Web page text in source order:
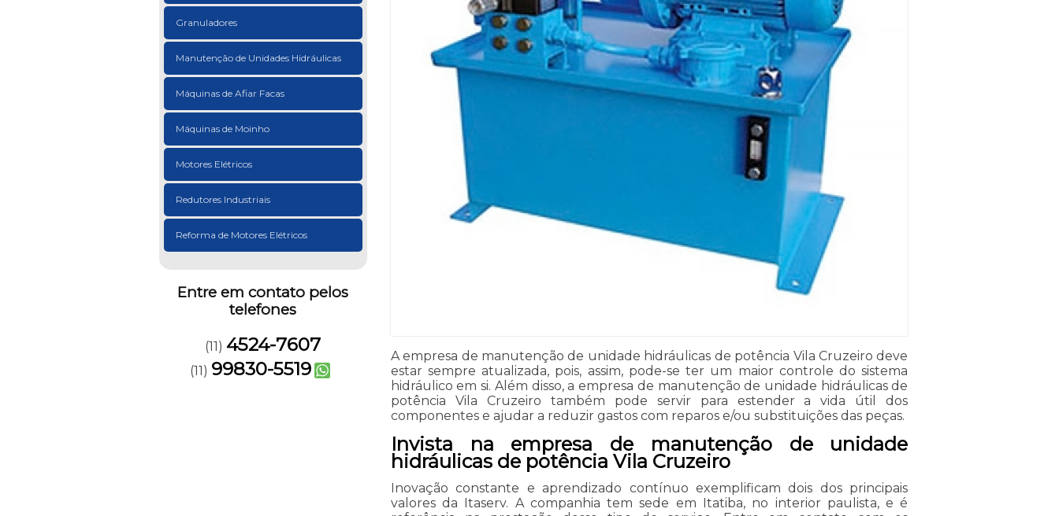
Granuladores
Manutenção de Unidades Hidráulicas
Máquinas de Afiar Facas
Máquinas de Moinho
Motores Elétricos
Redutores Industriais
Reforma de Motores Elétricos
Entre em contato pelos
telefones
(11) 4524-7607
(11) 99830-5519
A empresa de manutenção de unidade hidráulicas de potência Vila Cruzeiro deve
estar sempre atualizada, pois, assim, pode-se ter um maior controle do sistema
hidráulico em si. Além disso, a empresa de manutenção de unidade hidráulicas de
potência Vila Cruzeiro também pode servir para estender a vida útil dos
componentes e ajudar a reduzir gastos com reparos e/ou substituições das peças.
Invista na empresa de manutenção de unidade
hidráulicas de potência Vila Cruzeiro
Inovação constante e aprendizado contínuo exemplificam dois dos principais
valores da Itaserv. A companhia tem sede em Itatiba, no interior paulista, e é